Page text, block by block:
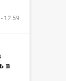
12:59
в